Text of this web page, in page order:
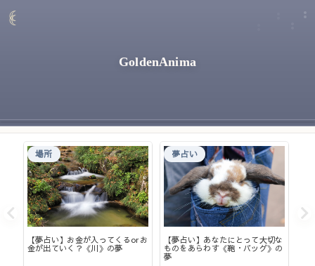
GoldenAnima
場所
【夢占い】お金が入ってくるorお
金が出ていく？《川》の夢
夢占い
【夢占い】あなたにとって大切な
ものをあらわす《鞄・バッグ》の
夢